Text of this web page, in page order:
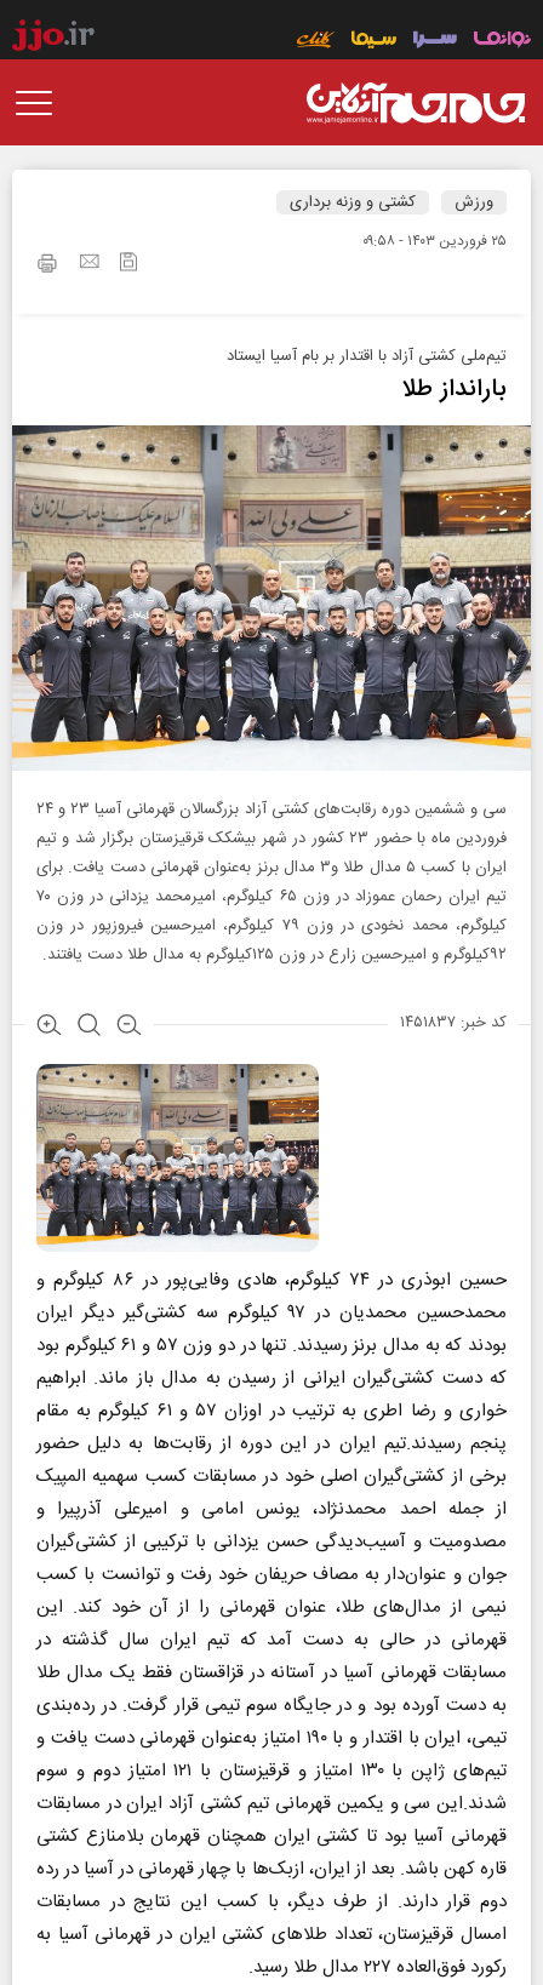
ورزش کشتی و وزنه برداری
۲۵ فروردين ۱۴۰۳ - ۰۹:۵۸
تیم‌ملی کشتی آزاد با اقتدار بر بام آسیا ایستاد
بارانداز طلا
سی و ششمین دوره رقابت‌های کشتی آزاد بزرگسالان قهرمانی آسیا ۲۳ و ۲۴
فروردین ماه با حضور ۲۳ کشور در شهر بیشکک قرقیزستان برگزار شد و تیم
ایران با کسب ۵ مدال طلا و۳ مدال برنز به‌عنوان قهرمانی دست یافت. برای
تیم ایران رحمان عموزاد در وزن ۶۵ کیلوگرم، امیرمحمد یزدانی در وزن ۷۰
کیلوگرم، محمد نخودی در وزن ۷۹ کیلوگرم، امیرحسین فیروزپور در وزن
۹۲کیلوگرم و امیرحسین زارع در وزن ۱۲۵کیلوگرم به مدال طلا دست یافتند.
کد خبر: ۱۴۵۱۸۳۷
حسین ابوذری در ۷۴ کیلوگرم، هادی وفایی‌پور در ۸۶ کیلوگرم و
محمدحسین محمدیان در ۹۷ کیلوگرم سه کشتی‌گیر دیگر ایران
بودند که به مدال برنز رسیدند. تنها در دو وزن ۵۷ و ۶۱ کیلوگرم بود
که دست کشتی‌گیران ایرانی از رسیدن به مدال باز ماند. ابراهیم
خواری و رضا اطری به ترتیب در اوزان ۵۷ و ۶۱ کیلوگرم به مقام
پنجم رسیدند.تیم ایران در این دوره از رقابت‌ها به دلیل حضور
برخی از کشتی‌گیران اصلی خود در مسابقات کسب سهمیه المپیک
از جمله احمد محمدنژاد‌، یونس امامی و امیرعلی آذرپیرا و
مصدومیت و آسیب‌دیدگی حسن یزدانی با ترکیبی از کشتی‌گیران
جوان و عنوان‌دار به مصاف حریفان خود رفت و توانست با کسب
نیمی از مدال‌های طلا، عنوان قهرمانی را از آن خود کند. این
قهرمانی در حالی به دست آمد که تیم ایران سال گذشته در
مسابقات قهرمانی آسیا در آستانه در قزاقستان فقط یک مدال طلا
به دست آورده بود و در جایگاه سوم تیمی قرار گرفت. در رده‌بندی
تیمی، ایران با اقتدار و با ۱۹۰ امتیاز به‌عنوان قهرمانی دست یافت و
تیم‌های ژاپن با ۱۳۰ امتیاز و قرقیزستان با ۱۲۱ امتیاز دوم و سوم
شدند.این سی و یکمین قهرمانی تیم کشتی آزاد ایران در مسابقات
قهرمانی آسیا بود تا کشتی‌ ایران همچنان قهرمان بلامنازع کشتی
قاره کهن باشد. بعد از ایران، ازبک‌ها با چهار قهرمانی در آسیا در رده
دوم قرار دارند. از طرف دیگر، با کسب این نتایج در مسابقات
امسال قرقیزستان، تعداد طلاهای کشتی ایران در قهرمانی آسیا به
رکورد فوق‌العاده ۲۲۷ مدال طلا رسید.